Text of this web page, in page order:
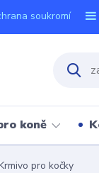
soukromí
koně
pro kočky